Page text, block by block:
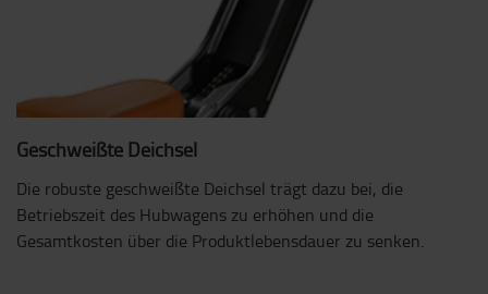
Geschweißte Deichsel
Die robuste geschweißte Deichsel trägt dazu bei, die
Betriebszeit des Hubwagens zu erhöhen und die
Gesamtkosten über die Produktlebensdauer zu senken.